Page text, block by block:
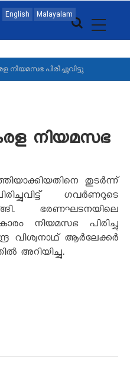
English Malayalam
MAIN
NAVIGATION
MALAYALAM
നിയമസഭ പിരിച്ചുവിട്ടു
നിയമസഭ
തുടർന്ന്
ഗവർണറുടെ
ഭരണഘടനയിലെ
നിയമസഭ പിരിച്ചു
വിശ്വനാഥ് ആർലേക്കർ
അറിയിച്ചു.